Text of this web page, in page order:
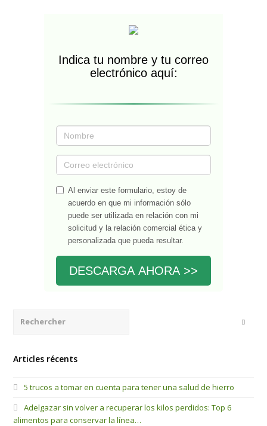
Indica tu nombre y tu correo
electrónico aquí:
Al enviar este formulario, estoy de
acuerdo en que mi información sólo
puede ser utilizada en relación con mi
solicitud y la relación comercial ética y
personalizada que pueda resultar.
DESCARGA AHORA >>
Articles récents
5 trucos a tomar en cuenta para tener una salud de hierro
Adelgazar sin volver a recuperar los kilos perdidos: Top 6
alimentos para conservar la línea…